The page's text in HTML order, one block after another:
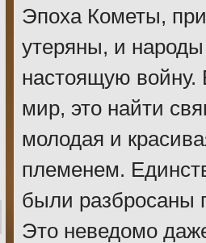
Эпоха Кометы,
утеряны, и
настоящую войну.
мир, это найти
молодая и
племенем.
были разбросаны
Это неведомо